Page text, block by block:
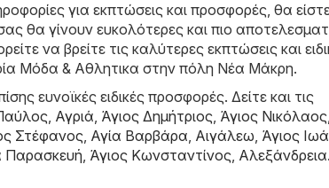
για εκπτώσεις και προσφορές, θα
θα γίνουν ευκολότερες και πιο
να βρείτε τις καλύτερες εκπτώσεις και
Μόδα & Aθλητικα στην πόλη Νέα Μάκρη.
ευνοϊκές ειδικές προσφορές. Δείτε και τις
, Αγριά, Άγιος Δημήτριος, Άγιος Νικόλαος,
Στέφανος, Αγία Βαρβάρα, Αιγάλεω, Άγιος
Παρασκευή, Άγιος Κωνσταντίνος, Αλεξάνδρεια.